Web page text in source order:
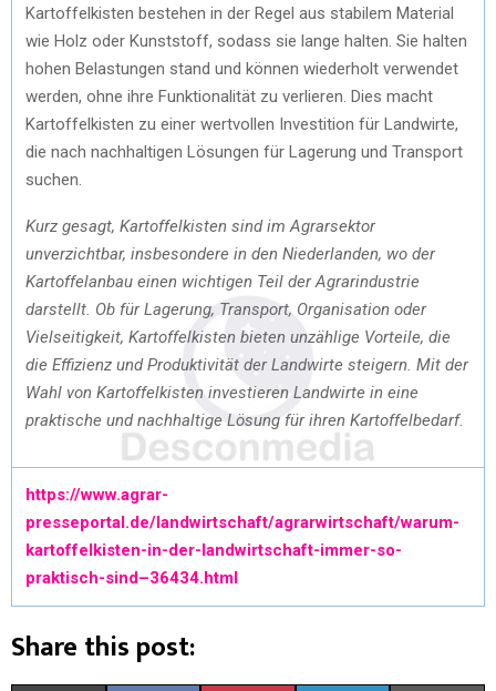
Kartoffelkisten bestehen in der Regel aus stabilem Material
wie Holz oder Kunststoff, sodass sie lange halten. Sie halten
hohen Belastungen stand und können wiederholt verwendet
werden, ohne ihre Funktionalität zu verlieren. Dies macht
Kartoffelkisten zu einer wertvollen Investition für Landwirte,
die nach nachhaltigen Lösungen für Lagerung und Transport
suchen.
Kurz gesagt, Kartoffelkisten sind im Agrarsektor
unverzichtbar, insbesondere in den Niederlanden, wo der
Kartoffelanbau einen wichtigen Teil der Agrarindustrie
darstellt. Ob für Lagerung, Transport, Organisation oder
Vielseitigkeit, Kartoffelkisten bieten unzählige Vorteile, die
die Effizienz und Produktivität der Landwirte steigern. Mit der
Wahl von Kartoffelkisten investieren Landwirte in eine
praktische und nachhaltige Lösung für ihren Kartoffelbedarf.
https://www.agrar-
presseportal.de/landwirtschaft/agrarwirtschaft/warum-
kartoffelkisten-in-der-landwirtschaft-immer-so-
praktisch-sind–36434.html
Share this post: